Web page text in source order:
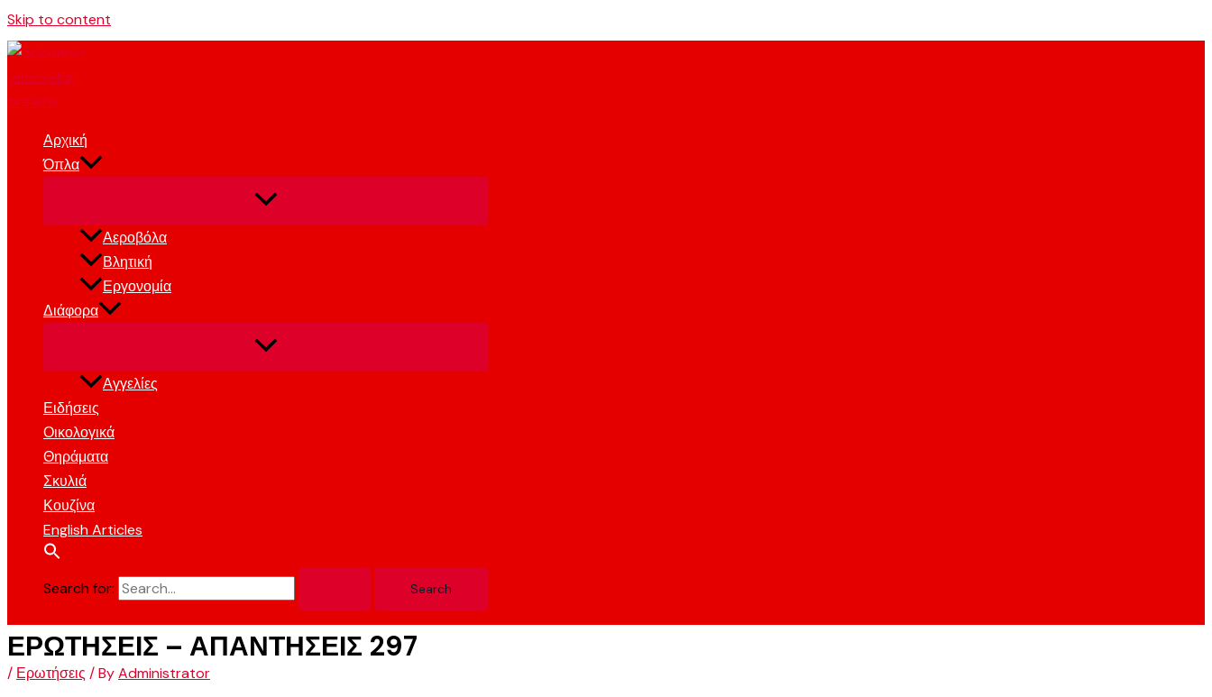
Skip to content
Αρχική
Όπλα
Αεροβόλα
Βλητική
Εργονομία
Διάφορα
Αγγελίες
Ειδήσεις
Οικολογικά
Θηράματα
Σκυλιά
Κουζίνα
English Articles
Search for:
ΕΡΩΤΗΣΕΙΣ – ΑΠΑΝΤΗΣΕΙΣ 297
/ Ερωτήσεις / ByAdministrator